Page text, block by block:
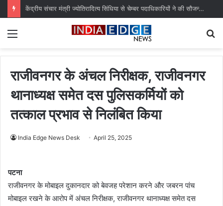
केंद्रीय संचार मंत्री ज्योतिरादित्य सिंधिया से चेम्बर पदाधिकारियों ने की सौजन्य भेंट, विभिन्न महत्वपूर्ण विषयों पर किया आग्रह
Menu
राजीवनगर के अंचल निरीक्षक, राजीवनगर
थानाध्यक्ष समेत दस पुलिसकर्मियों को
तत्काल प्रभाव से निलंबित किया
India Edge News Desk April 25, 2025
पटना
राजीवनगर के मोबाइल दुकानदार को बेवजह परेशान करने और जबरन पांच
मोबाइल रखने के आरोप में अंचल निरीक्षक, राजीवनगर थानाध्यक्ष समेत दस